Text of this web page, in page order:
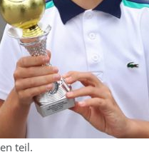
teil.